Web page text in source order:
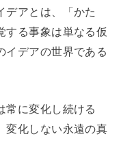
デアとは、「かた
する事象は単なる仮
イデアの世界である
常に変化し続ける
変化しない永遠の真